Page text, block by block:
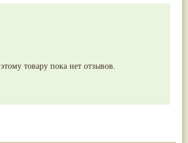
товару пока нет отзывов.